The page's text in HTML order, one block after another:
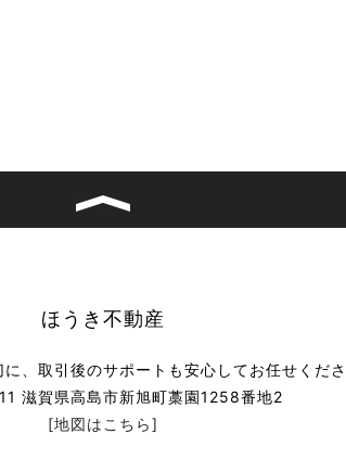
ほうき不動産
、取引後のサポートも安心してお任せくだ
滋賀県高島市新旭町藁園1258番地2
[地図はこちら]